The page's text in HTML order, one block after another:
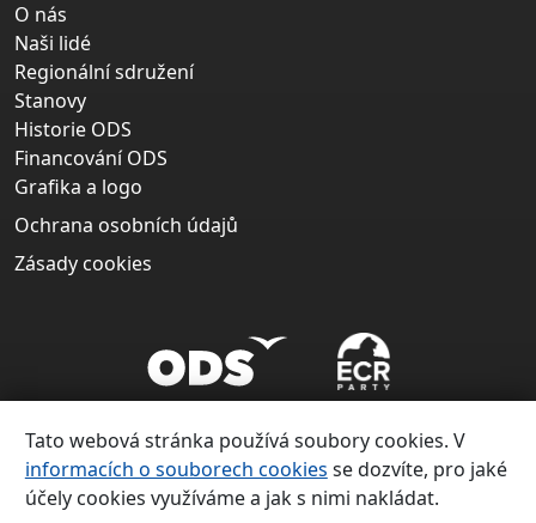
O nás
Naši lidé
Regionální sdružení
Stanovy
Historie ODS
Financování ODS
Grafika a logo
Ochrana osobních údajů
Zásady cookies
Tato webová stránka používá soubory cookies. V
informacích o souborech cookies se dozvíte, pro jaké
účely cookies využíváme a jak s nimi nakládat.